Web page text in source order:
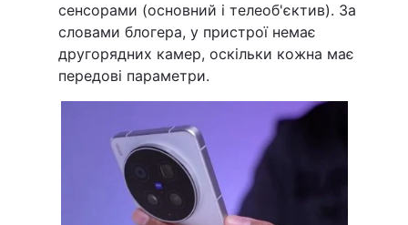
сенсорами (основний і телеоб'єктив). За
словами блогера, у пристрої немає
другорядних камер, оскільки кожна має
передові параметри.